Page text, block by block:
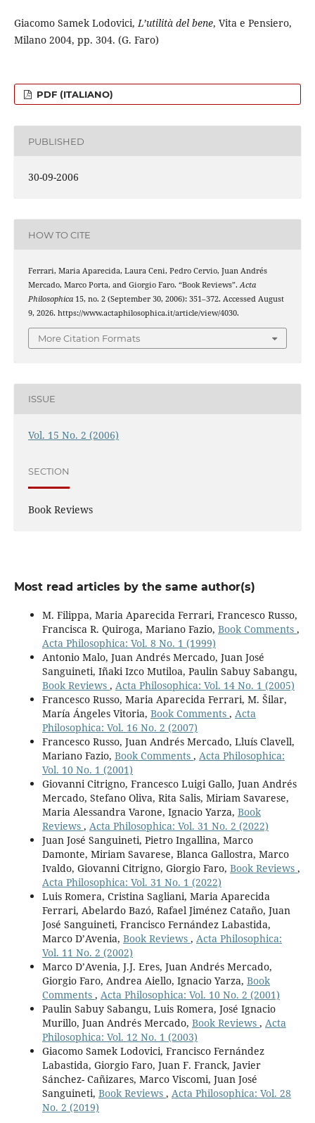
Giacomo Samek Lodovici,L’utilità del bene, Vita e Pensiero,
Milano 2004, pp. 304. (G. Faro)
PDF (ITALIANO)
PUBLISHED
30-09-2006
HOW TO CITE
Ferrari, Maria Aparecida, Laura Ceni, Pedro Cervio, Juan Andrés
Mercado, Marco Porta, and Giorgio Faro. “Book Reviews”.Acta
Philosophica15, no. 2 (September 30, 2006): 351–372. Accessed August
9, 2026. https://www.actaphilosophica.it/article/view/4030.
More Citation Formats
ISSUE
Vol. 15 No. 2 (2006)
SECTION
Book Reviews
Most read articles by the same author(s)
M. Filippa, Maria Aparecida Ferrari, Francesco Russo,
Francisca R. Quiroga, Mariano Fazio, Book Comments ,
Acta Philosophica: Vol. 8 No. 1 (1999)
Antonio Malo, Juan Andrés Mercado, Juan José
Sanguineti, Iñaki Izco Mutiloa, Paulin Sabuy Sabangu,
Book Reviews , Acta Philosophica: Vol. 14 No. 1 (2005)
Francesco Russo, Maria Aparecida Ferrari, M. Šilar,
María Ángeles Vitoria, Book Comments , Acta
Philosophica: Vol. 16 No. 2 (2007)
Francesco Russo, Juan Andrés Mercado, Lluís Clavell,
Mariano Fazio, Book Comments , Acta Philosophica:
Vol. 10 No. 1 (2001)
Giovanni Citrigno, Francesco Luigi Gallo, Juan Andrés
Mercado, Stefano Oliva, Rita Salis, Miriam Savarese,
Maria Alessandra Varone, Ignacio Yarza, Book
Reviews , Acta Philosophica: Vol. 31 No. 2 (2022)
Juan José Sanguineti, Pietro Ingallina, Marco
Damonte, Miriam Savarese, Blanca Gallostra, Marco
Ivaldo, Giovanni Citrigno, Giorgio Faro, Book Reviews ,
Acta Philosophica: Vol. 31 No. 1 (2022)
Luis Romera, Cristina Sagliani, Maria Aparecida
Ferrari, Abelardo Bazó, Rafael Jiménez Cataño, Juan
José Sanguineti, Francisco Fernández Labastida,
Marco D’Avenia, Book Reviews , Acta Philosophica:
Vol. 11 No. 2 (2002)
Marco D’Avenia, J.J. Eres, Juan Andrés Mercado,
Giorgio Faro, Andrea Aiello, Ignacio Yarza, Book
Comments , Acta Philosophica: Vol. 10 No. 2 (2001)
Paulin Sabuy Sabangu, Luis Romera, José Ignacio
Murillo, Juan Andrés Mercado, Book Reviews , Acta
Philosophica: Vol. 12 No. 1 (2003)
Giacomo Samek Lodovici, Francisco Fernández
Labastida, Giorgio Faro, Juan F. Franck, Javier
Sánchez- Cañizares, Marco Viscomi, Juan José
Sanguineti, Book Reviews , Acta Philosophica: Vol. 28
No. 2 (2019)